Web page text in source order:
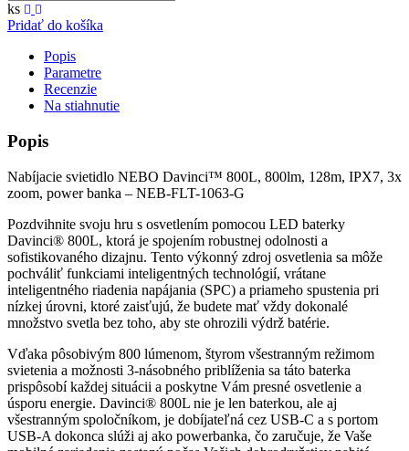
ks
Pridať do košíka
Popis
Parametre
Recenzie
Na stiahnutie
Popis
Nabíjacie svietidlo NEBO Davinci™ 800L, 800lm, 128m, IPX7, 3x
zoom, power banka – NEB-FLT-1063-G
Pozdvihnite svoju hru s osvetlením pomocou LED baterky
Davinci® 800L, ktorá je spojením robustnej odolnosti a
sofistikovaného dizajnu. Tento výkonný zdroj osvetlenia sa môže
pochváliť funkciami inteligentných technológií, vrátane
inteligentného riadenia napájania (SPC) a priameho spustenia pri
nízkej úrovni, ktoré zaisťujú, že budete mať vždy dokonalé
množstvo svetla bez toho, aby ste ohrozili výdrž batérie.
Vďaka pôsobivým 800 lúmenom, štyrom všestranným režimom
svietenia a možnosti 3-násobného priblíženia sa táto baterka
prispôsobí každej situácii a poskytne Vám presné osvetlenie a
úsporu energie. Davinci® 800L nie je len baterkou, ale aj
všestranným spoločníkom, je dobíjateľná cez USB-C a s portom
USB-A dokonca slúži aj ako powerbanka, čo zaručuje, že Vaše